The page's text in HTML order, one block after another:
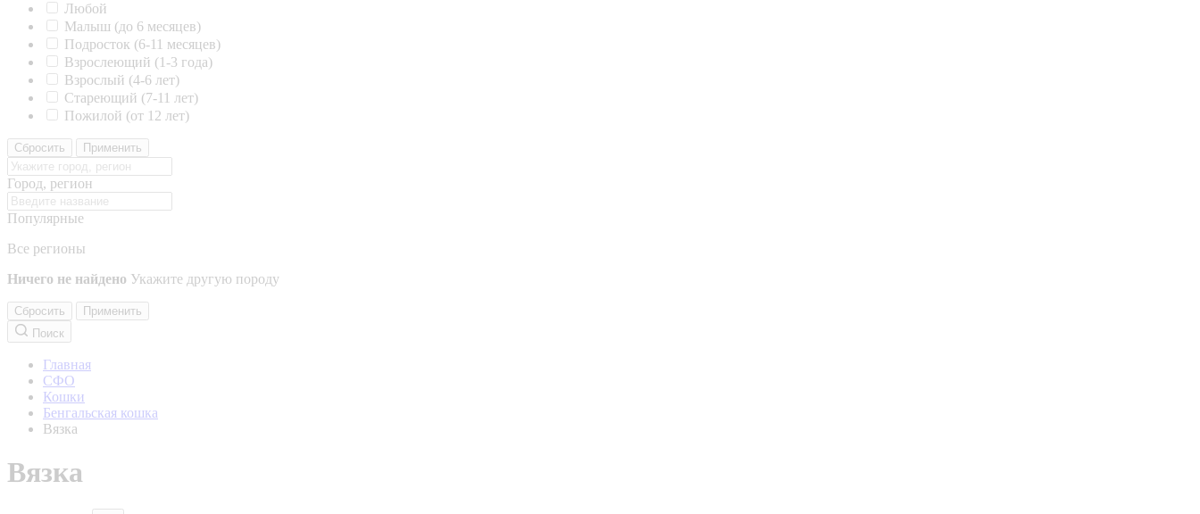
Любой
Малыш (до 6 месяцев)
Подросток (6-11 месяцев)
Взрослеющий (1-3 года)
Взрослый (4-6 лет)
Стареющий (7-11 лет)
Пожилой (от 12 лет)
Сбросить Применить
Город, регион
Популярные
Все регионы
Ничего не найдено Укажите другую породу
Сбросить
Применить
Поиск
Главная
СФО
Кошки
Бенгальская кошка
Вязка
Вязка